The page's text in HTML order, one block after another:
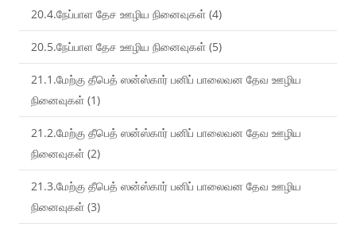
20.4.நேப்பாள தேச ஊழிய நினைவுகள் (4)
20.5.நேப்பாள தேச ஊழிய நினைவுகள் (5)
21.1.மேற்கு தீபெத் ஸன்ஸ்கார் பனிப் பாலைவன தேவ ஊழிய
நினைவுகள் (1)
21.2.மேற்கு தீபெத் ஸன்ஸ்கார் பனிப் பாலைவன தேவ ஊழிய
நினைவுகள் (2)
21.3.மேற்கு தீபெத் ஸன்ஸ்கார் பனிப் பாலைவன தேவ ஊழிய
நினைவுகள் (3)